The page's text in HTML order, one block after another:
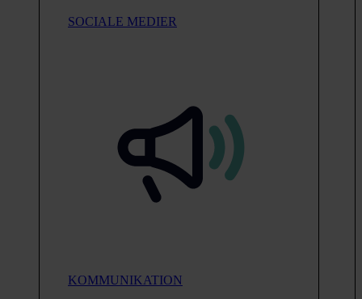
SOCIALE MEDIER
KOMMUNIKATION